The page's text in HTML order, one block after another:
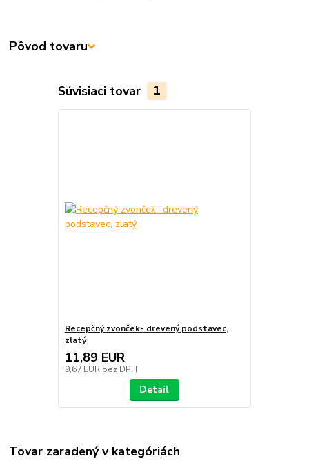
Pôvod tovaru
Súvisiaci tovar 1
Recepčný zvonček- drevený podstavec,
zlatý
11,89 EUR
9,67 EUR bez DPH
Detail
Tovar zaradený v kategóriách